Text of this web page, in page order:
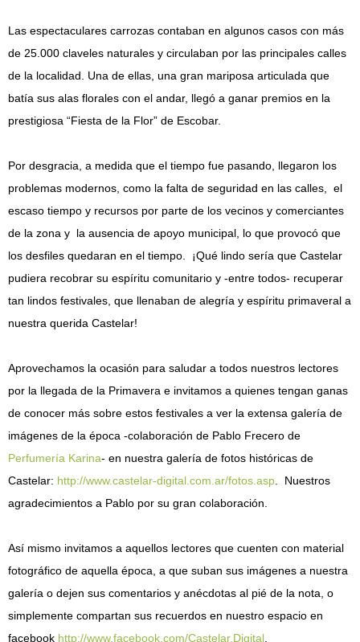
Las espectaculares carrozas contaban en algunos casos con más
de 25.000 claveles naturales y circulaban por las principales calles
de la localidad. Una de ellas, una gran mariposa articulada que
batía sus alas florales con el andar, llegó a ganar premios en la
prestigiosa “Fiesta de la Flor” de Escobar.
Por desgracia, a medida que el tiempo fue pasando, llegaron los
problemas modernos, como la falta de seguridad en las calles, el
escaso tiempo y recursos por parte de los vecinos y comerciantes
de la zona y la ausencia de apoyo municipal, lo que provocó que
los desfiles quedaran en el tiempo. ¡Qué lindo sería que Castelar
pudiera recobrar su espíritu comunitario y -entre todos- recuperar
tan lindos festivales, que llenaban de alegría y espíritu primaveral a
nuestra querida Castelar!
Aprovechamos la ocasión para saludar a todos nuestros lectores
por la llegada de la Primavera e invitamos a quienes tengan ganas
de conocer más sobre estos festivales a ver la extensa galería de
imágenes de la época -colaboración de Pablo Frecero de
Perfumería Karina- en nuestra galería de fotos históricas de
Castelar: http://www.castelar-digital.com.ar/fotos.asp . Nuestros
agradecimientos a Pablo por su gran colaboración.
Así mismo invitamos a aquellos lectores que cuenten con material
fotográfico de aquella época, a que suban sus imágenes a nuestra
galería o dejen sus comentarios y anécdotas al pié de la nota, o
simplemente compartan sus recuerdos en nuestro espacio en
facebook http://www.facebook.com/Castelar.Digital